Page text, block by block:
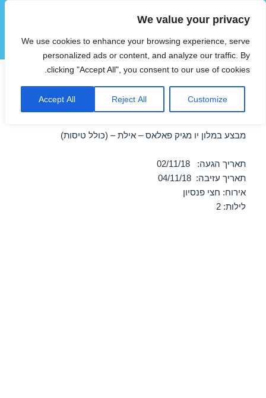
We value your privacy
We use cookies to enhance your browsing experience, serve
personalized ads or content, and analyze our traffic. By
clicking "Accept All", you consent to our use of cookies.
Customize
Reject All
Accept All
הוטצימר
תפריטים
ווידג'טים
חופשה במלון יו מגיק פאלאס –
אילת 02/11/2018
מבצע במלון יו מגיק פאלאס – אילת – (כולל טיסות)
תאריך הגעה: 02/11/18
תאריך עזיבה: 04/11/18
אירוח: חצי פנסיון
לילות: 2